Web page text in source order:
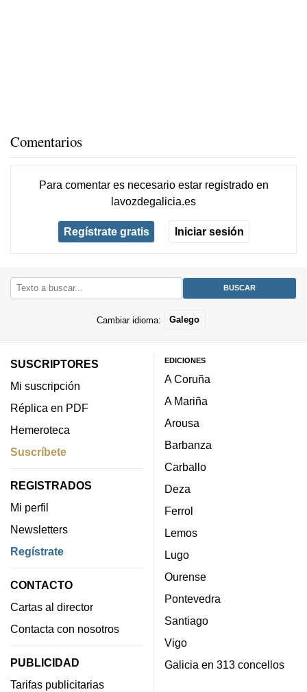
Comentarios
Para comentar es necesario estar registradoen
lavozdegalicia.es
Regístrate gratis Iniciar sesión
Cambiar idioma: Galego
SUSCRIPTORES
Mi suscripción
Réplica en PDF
Hemeroteca
Suscríbete
REGISTRADOS
Mi perfil
Newsletters
Regístrate
CONTACTO
Cartas al director
Contacta con nosotros
PUBLICIDAD
Tarifas publicitarias
EDICIONES
A Coruña
A Mariña
Arousa
Barbanza
Carballo
Deza
Ferrol
Lemos
Lugo
Ourense
Pontevedra
Santiago
Vigo
Galicia en 313 concellos